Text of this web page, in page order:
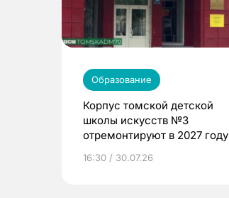
Образование
Корпус томской детской
школы искусств №3
отремонтируют в 2027 году
16:30 / 30.07.26